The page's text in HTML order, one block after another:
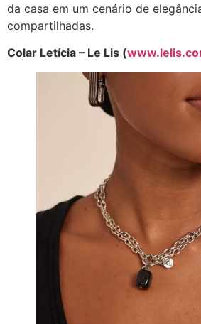
da casa em um cenário de
compartilhadas.
Colar Letícia – Le Lis (